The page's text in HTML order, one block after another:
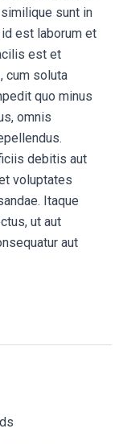
sunt in
est laborum et
est et
cum soluta
quo minus
omnis
debitis aut
voluptates
Itaque
ut aut
aut